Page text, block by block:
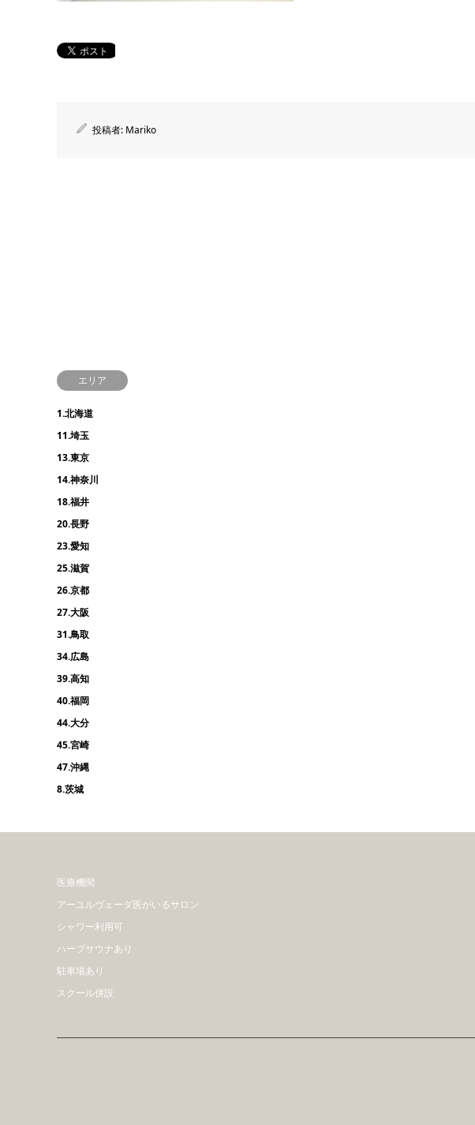
投稿者: Mariko
エリア
1.北海道
11.埼玉
13.東京
14.神奈川
18.福井
20.長野
23.愛知
25.滋賀
26.京都
27.大阪
31.鳥取
34.広島
39.高知
40.福岡
44.大分
45.宮崎
47.沖縄
8.茨城
医療機関
アーユルヴェーダ医がいるサロン
シャワー利用可
ハーブサウナあり
駐車場あり
スクール併設